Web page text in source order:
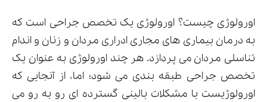
اورولوژی چیست؟ اورولوژی یک تخصص جراحی است که
به درمان بیماری های مجاری ادراری مردان و زنان و اندام‌
تناسلی مردان می پردازد. هر چند اورولوژی به عنوان یک
تخصص جراحی طبقه ‌بندی می شود؛ اما، از آنجایی که
اورولوژیست با مشکلات بالینی گسترده ای رو به رو می